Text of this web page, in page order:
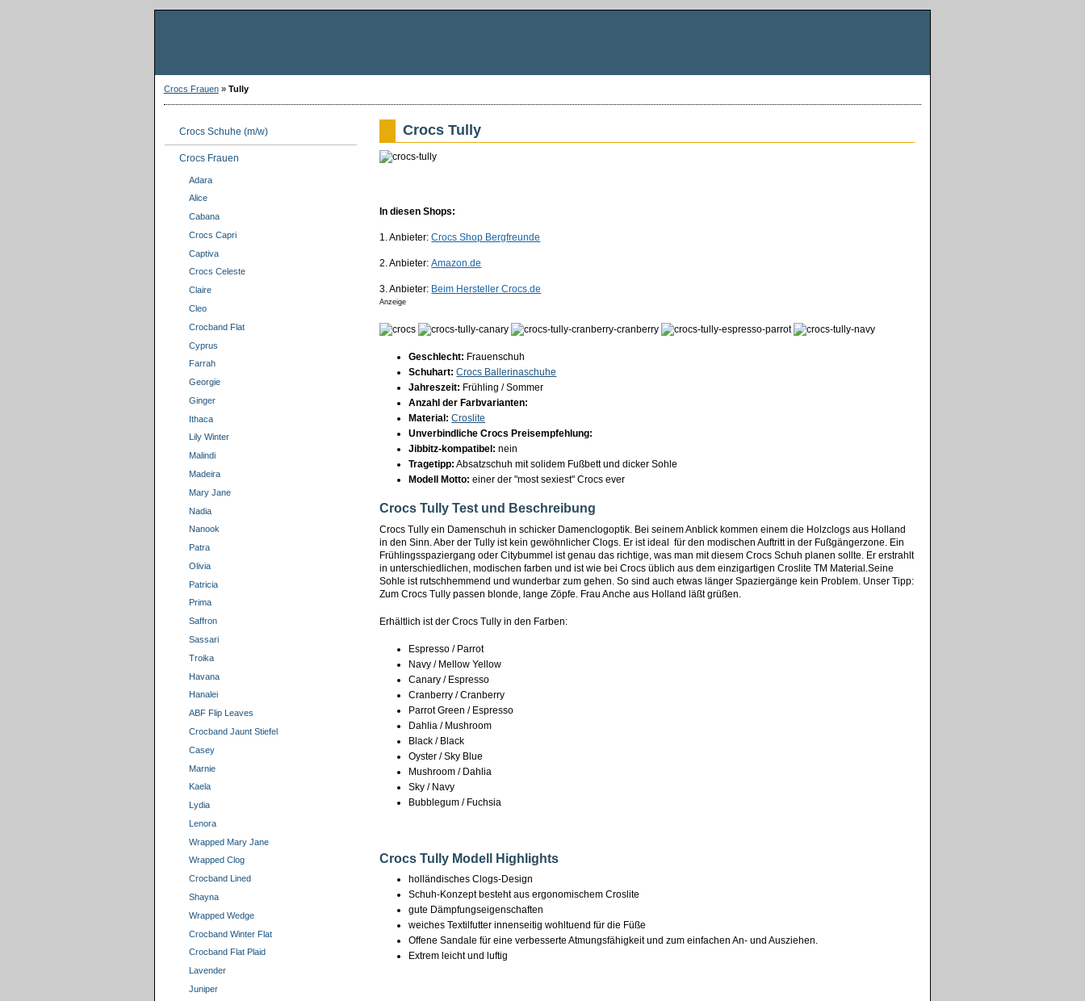
Crocs Frauen» Tully
Crocs Schuhe (m/w)
Crocs Frauen
Adara
Alice
Cabana
Crocs Capri
Captiva
Crocs Celeste
Claire
Cleo
Crocband Flat
Cyprus
Farrah
Georgie
Ginger
Ithaca
Lily Winter
Malindi
Madeira
Mary Jane
Nadia
Nanook
Patra
Olivia
Patricia
Prima
Saffron
Sassari
Troika
Havana
Hanalei
ABF Flip Leaves
Crocband Jaunt Stiefel
Casey
Marnie
Kaela
Lydia
Lenora
Wrapped Mary Jane
Wrapped Clog
Crocband Lined
Shayna
Wrapped Wedge
Crocband Winter Flat
Crocband Flat Plaid
Lavender
Juniper
Crocs Tully
In diesen Shops:
1. Anbieter:Crocs Shop Bergfreunde
2. Anbieter:Amazon.de
3. Anbieter: Beim Hersteller Crocs.de
Anzeige
Geschlecht: Frauenschuh
Schuhart: Crocs Ballerinaschuhe
Jahreszeit: Frühling / Sommer
Anzahl der Farbvarianten:
Material:Croslite
Unverbindliche Crocs Preisempfehlung:
Jibbitz-kompatibel:nein
Tragetipp: Absatzschuh mit solidem Fußbett und dicker Sohle
Modell Motto: einer der "most sexiest" Crocs ever
Crocs Tully Test und Beschreibung
Crocs Tully ein Damenschuh in schicker Damenclogoptik. Bei seinem Anblick kommen einem die Holzclogs aus Holland
in den Sinn. Aber der Tully ist kein gewöhnlicher Clogs. Er ist ideal für den modischen Auftritt in der Fußgängerzone. Ein
Frühlingsspaziergang oder Citybummel ist genau das richtige, was man mit diesem Crocs Schuh planen sollte. Er erstrahlt
in unterschiedlichen, modischen farben und ist wie bei Crocs üblich aus dem einzigartigen Croslite TM Material.Seine
Sohle ist rutschhemmend und wunderbar zum gehen. So sind auch etwas länger Spaziergänge kein Problem. Unser Tipp:
Zum Crocs Tully passen blonde, lange Zöpfe. Frau Anche aus Holland läßt grüßen.
Erhältlich ist der Crocs Tully in den Farben:
Espresso / Parrot
Navy / Mellow Yellow
Canary / Espresso
Cranberry / Cranberry
Parrot Green / Espresso
Dahlia / Mushroom
Black / Black
Oyster / Sky Blue
Mushroom / Dahlia
Sky / Navy
Bubblegum / Fuchsia
Crocs Tully Modell Highlights
holländisches Clogs-Design
Schuh-Konzept besteht aus ergonomischem Croslite
gute Dämpfungseigenschaften
weiches Textilfutter innenseitig wohltuend für die Füße
Offene Sandale für eine verbesserte Atmungsfähigkeit und zum einfachen An- und Ausziehen.
Extrem leicht und luftig